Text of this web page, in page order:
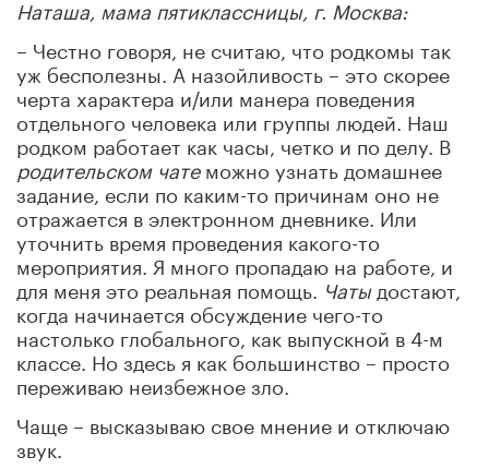
Наташа, мама пятиклассницы, г. Москва:
– Честно говоря, не считаю, что родкомы так
уж бесполезны. А назойливость – это скорее
черта характера и/или манера поведения
отдельного человека или группы людей. Наш
родком работает как часы, четко и по делу. В
родительском чатеможно узнать домашнее
задание, если по каким-то причинам оно не
отражается в электронном дневнике. Или
уточнить время проведения какого-то
мероприятия. Я много пропадаю на работе, и
для меня это реальная помощь. Чатыдостают,
когда начинается обсуждение чего-то
настолько глобального, как выпускной в 4-м
классе. Но здесь я как большинство – просто
переживаю неизбежное зло.
Чаще – высказываю свое мнение и отключаю
звук.